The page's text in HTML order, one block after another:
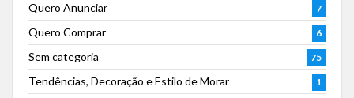
Quero Anunciar 7
Quero Comprar 6
Sem categoria 75
Tendências, Decoração e Estilo de Morar 1